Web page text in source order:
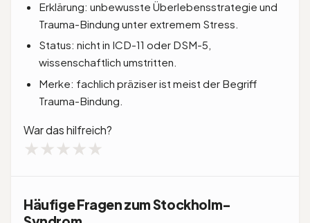
Erklärung: unbewusste Überlebensstrategie und
Trauma-Bindung unter extremem Stress.
Status: nicht in ICD-11 oder DSM-5,
wissenschaftlich umstritten.
Merke: fachlich präziser ist meist der Begriff
Trauma-Bindung.
War das hilfreich?
★ ★ ★ ★ ★
Häufige Fragen zum Stockholm-